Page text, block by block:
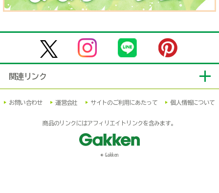
関連リンク
お問い合わせ 運営会社 サイトのご利用にあたって 個人情報について
商品のリンクにはアフィリエイトリンクを含みます。
© Gakken